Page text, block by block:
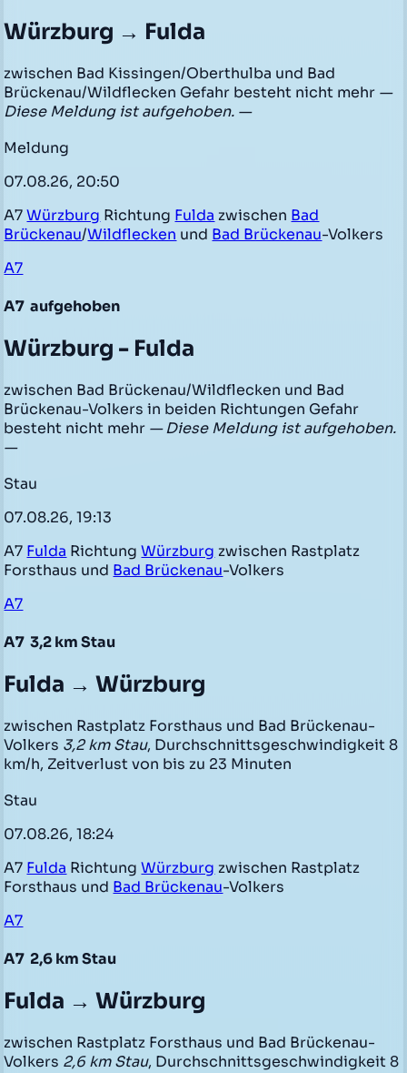
Würzburg → Fulda
zwischen Bad Kissingen/Oberthulba und Bad
Brückenau/Wildflecken Gefahr besteht nicht mehr —
Diese Meldung ist aufgehoben. —
Meldung
07.08.26, 20:50
A7Würzburg Richtung Fulda zwischen Bad
Brückenau/Wildflecken und Bad Brückenau-Volkers
A7
A7 aufgehoben
Würzburg - Fulda
zwischen Bad Brückenau/Wildflecken und Bad
Brückenau-Volkers in beiden Richtungen Gefahr
besteht nicht mehr — Diese Meldung ist aufgehoben.
—
Stau
07.08.26, 19:13
A7 Fulda RichtungWürzburg zwischen Rastplatz
Forsthaus und Bad Brückenau-Volkers
A7
A7 3,2 km Stau
Fulda → Würzburg
zwischen Rastplatz Forsthaus und Bad Brückenau-
Volkers 3,2 km Stau, Durchschnittsgeschwindigkeit 8
km/h, Zeitverlust von bis zu 23 Minuten
Stau
07.08.26, 18:24
A7 Fulda RichtungWürzburg zwischen Rastplatz
Forsthaus und Bad Brückenau-Volkers
A7
A7 2,6 km Stau
Fulda → Würzburg
zwischen Rastplatz Forsthaus und Bad Brückenau-
Volkers 2,6 km Stau, Durchschnittsgeschwindigkeit 8